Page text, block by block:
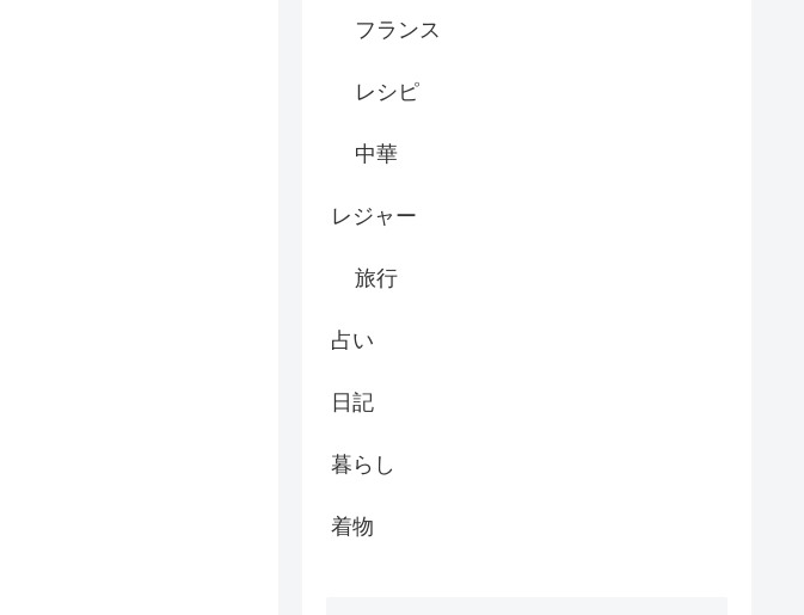
フランス
レシピ
中華
レジャー
旅行
占い
日記
暮らし
着物